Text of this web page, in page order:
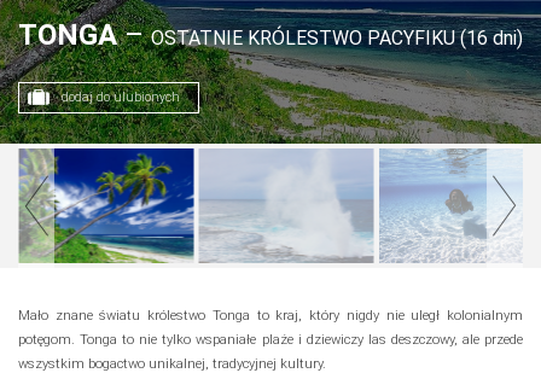
TONGA–OSTATNIE KRÓLESTWO PACYFIKU (16 dni)
dodaj do ulubionych
Mało znane światu królestwo Tonga to kraj, który nigdy nie uległ kolonialnym
potęgom. Tonga to nie tylko wspaniałe plaże i dziewiczy las deszczowy, ale przede
wszystkim bogactwo unikalnej, tradycyjnej kultury.